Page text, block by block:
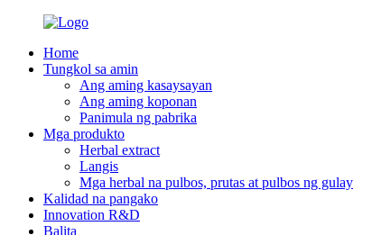
Home
Tungkol sa amin
Ang aming kasaysayan
Ang aming koponan
Panimula ng pabrika
Mga produkto
Herbal extract
Langis
Mga herbal na pulbos, prutas at pulbos ng gulay
Kalidad na pangako
Innovation R&D
Balita